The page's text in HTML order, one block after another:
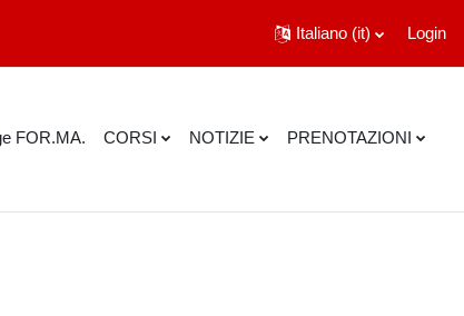
Italiano ‎(it)‎ Login
FOR.MA. CORSI NOTIZIE PRENOTAZIONI